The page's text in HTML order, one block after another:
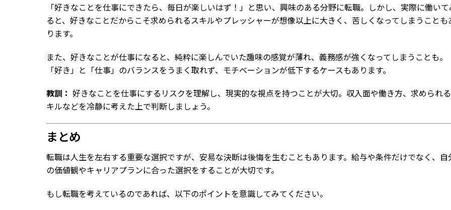
「好きなことを仕事にできたら、毎日が楽しいはず！」と思い、興味のある分野に転職。しかし、実際に働い
ると、好きなことだからこそ求められるスキルやプレッシャーが想像以上に大きく、苦しくなってしまうことも
ります。
また、好きなことが仕事になると、純粋に楽しんでいた趣味の感覚が薄れ、義務感が強くなってしまうことも。
「好き」と「仕事」のバランスをうまく取れず、モチベーションが低下するケースもあります。
教訓： 好きなことを仕事にするリスクを理解し、現実的な視点を持つことが大切。収入面や働き方、求められ
キルなどを冷静に考えた上で判断しましょう。
まとめ
転職は人生を左右する重要な選択ですが、安易な決断は後悔を生むこともあります。給与や条件だけでなく、自
の価値観やキャリアプランに合った選択をすることが大切です。
もし転職を考えているのであれば、以下のポイントを意識してみてください。